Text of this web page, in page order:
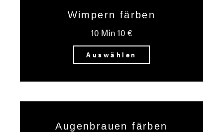
Wimpern färben
10 Min 10 €
Auswählen
Augenbrauen färben